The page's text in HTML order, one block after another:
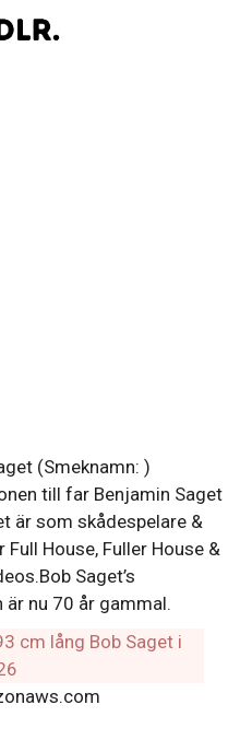
(Smeknamn: )
till far Benjamin Saget
är som skådespelare &
House, Fuller House &
Saget’s
är nu 70 år gammal.